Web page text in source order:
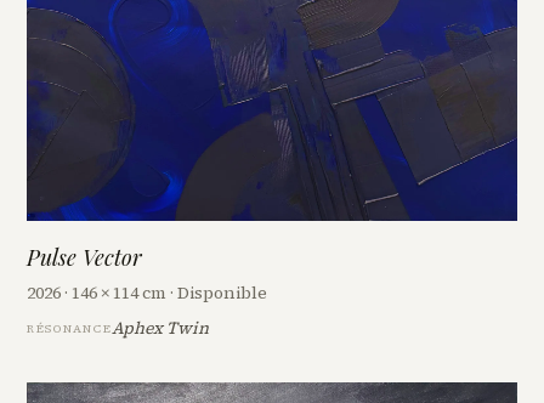
Pulse Vector
2026 · 146 × 114 cm · Disponible
RÉSONANCEAphex Twin